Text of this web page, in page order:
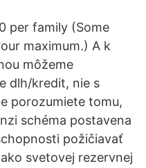
per family (Some
maximum.) A k
môžeme
dlh/kredit, nie s
porozumiete tomu,
schéma postavena
požičiavať
svetovej rezervnej